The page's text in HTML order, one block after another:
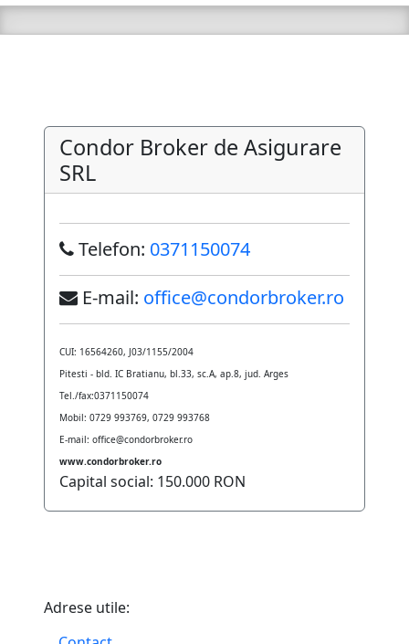
Condor Broker de Asigurare
SRL
Telefon: 0371150074
E-mail: office@condorbroker.ro
CUI: 16564260, J03/1155/2004
Pitesti - bld. IC Bratianu, bl.33, sc.A, ap.8, jud. Arges
Tel./fax:0371150074
Mobil: 0729 993769, 0729 993768
E-mail: office@condorbroker.ro
www.condorbroker.ro
Capital social: 150.000 RON
Adrese utile: